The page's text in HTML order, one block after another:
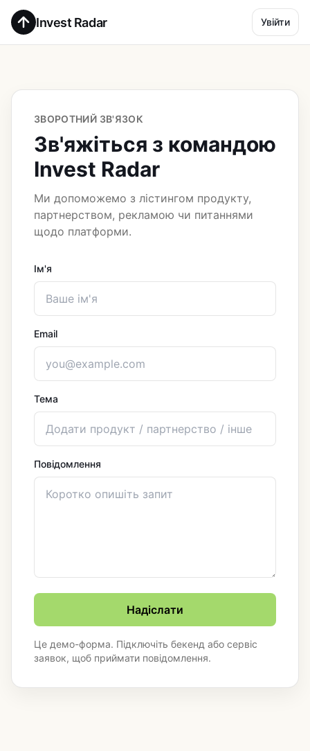
Invest Radar Увійти
ЗВОРОТНИЙ ЗВ'ЯЗОК
Зв'яжіться з командою
Invest Radar
Ми допоможемо з лістингом продукту,
партнерством, рекламою чи питаннями
щодо платформи.
Ім'я
Email
Тема
Повідомлення
Надіслати
Це демо-форма. Підключіть бекенд або сервіс
заявок, щоб приймати повідомлення.